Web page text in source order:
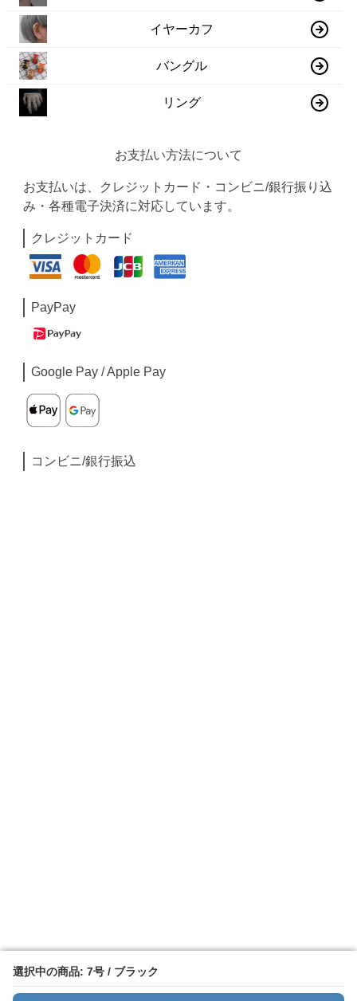
選択中の商品: 7号 / ブラック
選択中の商品: 7号 / ブラック
イヤーカフ
バングル
リング
お支払い方法について
お支払いは、クレジットカード・コンビニ/銀行振り込
み・各種電子決済に対応しています。
クレジットカード
PayPay
Google Pay / Apple Pay
コンビニ/銀行振込